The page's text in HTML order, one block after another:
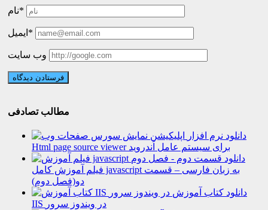
نام*
ایمیل*
وب سایت
مطالب تصادفی
دانلود نرم افزار
Html page source viewer برای سیستم عامل اَندروید
دانلود
فیلم آموزش کامل javascript به زبان فارسی – قسمت
دو(فصل دوم)
دانلود کتاب آموزش
IIS در ویندوز سرور